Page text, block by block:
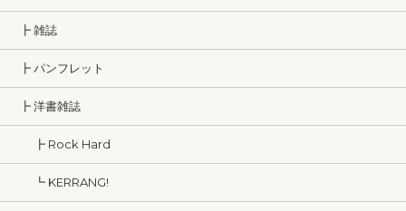
┣ 雑誌
┣ パンフレット
┣ 洋書雑誌
┣ Rock Hard
┗ KERRANG!